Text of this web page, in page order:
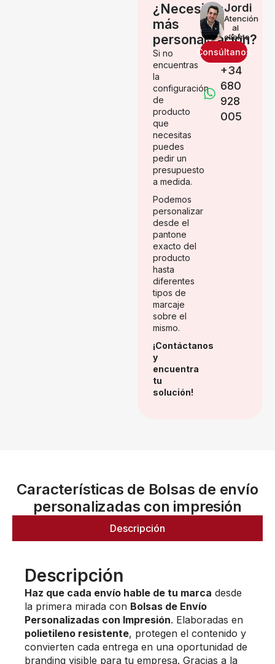
¿Necesitas
más
personalización?
Si no
encuentras
la
configuración
de
producto
que
necesitas
puedes
pedir un
presupuesto
a medida.
Podemos
personalizar
desde el
pantone
exacto del
producto
hasta
diferentes
tipos de
marcaje
sobre el
mismo.
¡Contáctanos
y
encuentra
tu
solución!
Jordi
Atención
al
cliente
Consúltanos
+34
680
928
005
Características de Bolsas de envío
personalizadas con impresión
Descripción
Descripción
Haz que cada envío hable de tu marca desde
la primera mirada con Bolsas de Envío
Personalizadas con Impresión. Elaboradas en
polietileno resistente, protegen el contenido y
convierten cada entrega en una oportunidad de
branding visible para tu empresa. Gracias a la